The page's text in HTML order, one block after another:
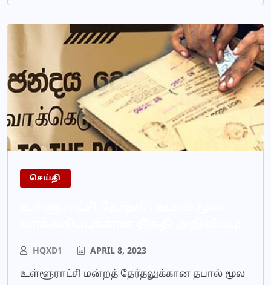
செய்தி
HQXD1 APRIL 8, 2023
உள்ளூராட்சி மன்றத் தேர்தலுக்கான தபால் மூல